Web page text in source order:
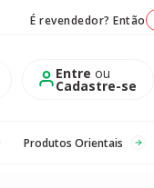
É revendedor? Então
Entre ou
Cadastre-se
Produtos Orientais